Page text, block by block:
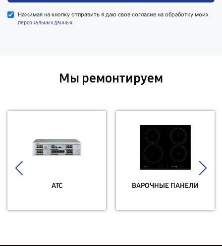
Нажимая на кнопку отправить я даю свое согласие на обработку моих
персональных данных.
Мы ремонтируем
АТС ВАРОЧНЫЕ ПАНЕЛИ